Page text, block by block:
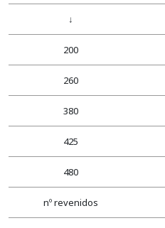
↓
200
260
380
425
480
nº revenidos